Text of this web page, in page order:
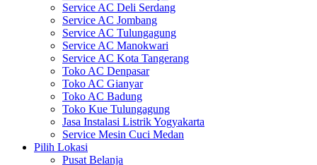
Service AC Deli Serdang
Service AC Jombang
Service AC Tulungagung
Service AC Manokwari
Service AC Kota Tangerang
Toko AC Denpasar
Toko AC Gianyar
Toko AC Badung
Toko Kue Tulungagung
Jasa Instalasi Listrik Yogyakarta
Service Mesin Cuci Medan
Pilih Lokasi
Pusat Belanja